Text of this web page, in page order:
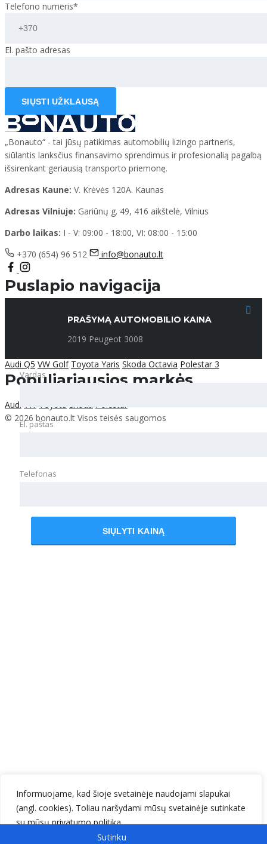
Informuojame, kad šioje svetainėje naudojami slapukai
(angl. cookies). Toliau naršydami mūsų svetainėje sutinkate
su mūsųprivatumo politika.
Telefono numeris*
El. pašto adresas
SIŲSTI UŽKLAUSĄ
„Bonauto“ - tai jūsų patikimas automobilių lizingo partneris,
siūlantis lanksčius finansavimo sprendimus ir profesionalią pagalbą
išsirenkant geriausią transporto priemonę.
Adresas Kaune: V. Krėvės 120A. Kaunas
Adresas Vilniuje: Gariūnų g. 49, 416 aikštelė, Vilnius
Darbo laikas: I - V: 09:00 - 18:00, VI: 08:00 - 15:00
+370 (654) 96 512
info@bonauto.lt
Puslapio navigacija
Privatumo politika
Populiariausi automobiliai
Audi Q5 VW Golf Toyota Yaris Skoda Octavia Polestar 3
Populiariausios markės
Audi VW Toyota Skoda Polestar
© 2026 bonauto.lt Visos teisės saugomos
PRAŠYMĄ AUTOMOBILIO KAINA
2019 Peugeot 3008
Vardas
El. paštas
Telefonas
SIŲLYTI KAINĄ